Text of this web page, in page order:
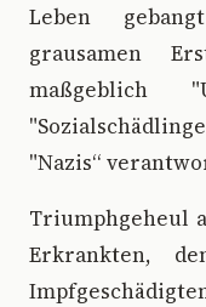
Leben
grausamen
maßgeblich
"Nazis“
Triumphgeheul
Erkrankten,